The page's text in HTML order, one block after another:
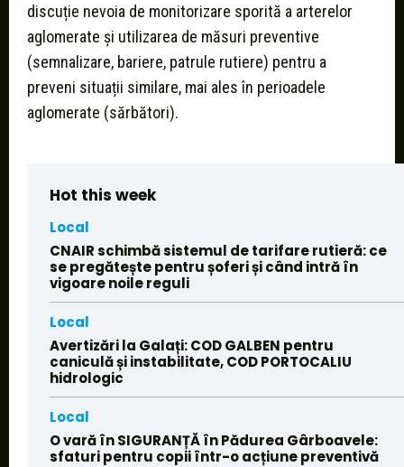
discuție nevoia de monitorizare sporită a arterelor
aglomerate și utilizarea de măsuri preventive
(semnalizare, bariere, patrule rutiere) pentru a
preveni situații similare, mai ales în perioadele
aglomerate (sărbători).
Hot this week
Local
CNAIR schimbă sistemul de tarifare rutieră: ce
se pregătește pentru șoferi și când intră în
vigoare noile reguli
Local
Avertizări la Galați: COD GALBEN pentru
caniculă și instabilitate, COD PORTOCALIU
hidrologic
Local
O vară în SIGURANȚĂ în Pădurea Gârboavele:
sfaturi pentru copii într-o acțiune preventivă